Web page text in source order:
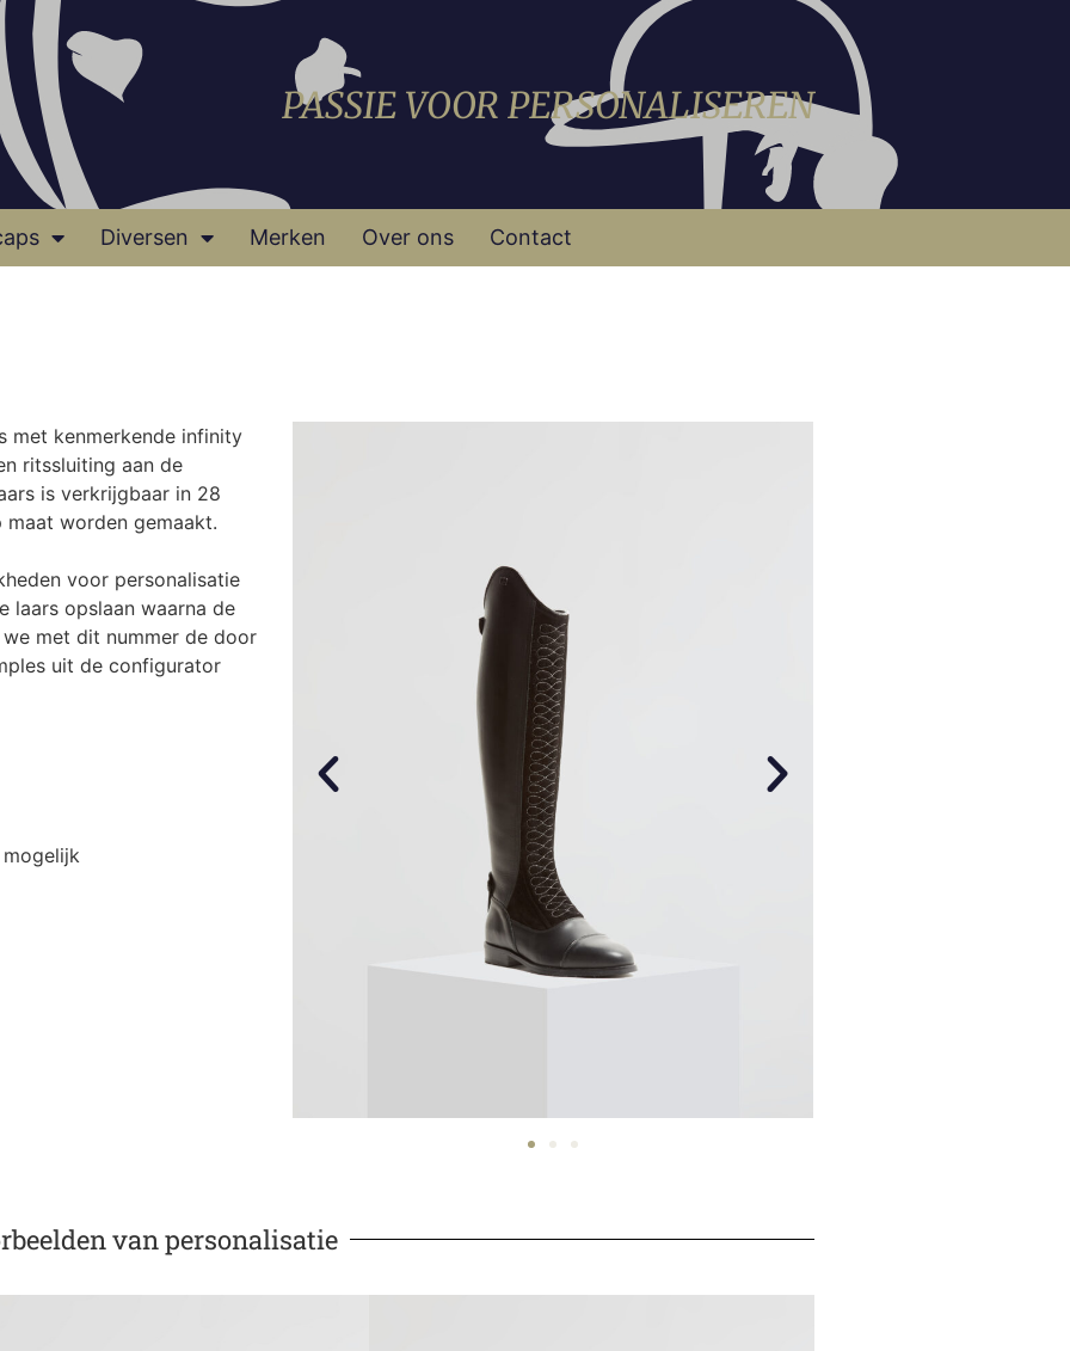
PASSIE VOOR PERSONALISEREN
Diversen Merken Over ons Contact
met kenmerkende infinity
ritssluiting aan de
is verkrijgbaar in 28
worden gemaakt.
voor personalisatie
laars opslaan waarna de
met dit nummer de door
uit de configurator
van personalisatie